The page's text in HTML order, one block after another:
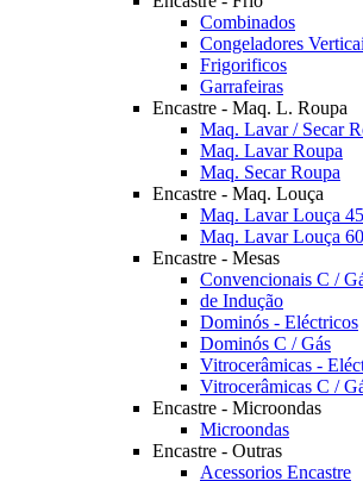
Combinados
Congeladores
Frigorificos
Garrafeiras
Encastre - Maq. L. Roupa
Maq. Lavar / Secar
Maq. Lavar Roupa
Maq. Secar Roupa
Encastre - Maq. Louça
Maq. Lavar Louça
Maq. Lavar Louça
Encastre - Mesas
Convencionais C /
de Indução
Dominós - Eléctricos
Dominós C / Gás
Vitrocerâmicas -
Vitrocerâmicas C /
Encastre - Microondas
Microondas
Encastre - Outras
Acessorios Encastre